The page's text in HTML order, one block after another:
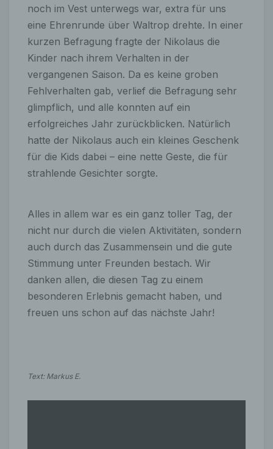
noch im Vest unterwegs war, extra für uns
eine Ehrenrunde über Waltrop drehte. In einer
kurzen Befragung fragte der Nikolaus die
Kinder nach ihrem Verhalten in der
vergangenen Saison. Da es keine groben
Fehlverhalten gab, verlief die Befragung sehr
glimpflich, und alle konnten auf ein
erfolgreiches Jahr zurückblicken. Natürlich
hatte der Nikolaus auch ein kleines Geschenk
für die Kids dabei – eine nette Geste, die für
strahlende Gesichter sorgte.
Alles in allem war es ein ganz toller Tag, der
nicht nur durch die vielen Aktivitäten, sondern
auch durch das Zusammensein und die gute
Stimmung unter Freunden bestach. Wir
danken allen, die diesen Tag zu einem
besonderen Erlebnis gemacht haben, und
freuen uns schon auf das nächste Jahr!
Text: Markus E.